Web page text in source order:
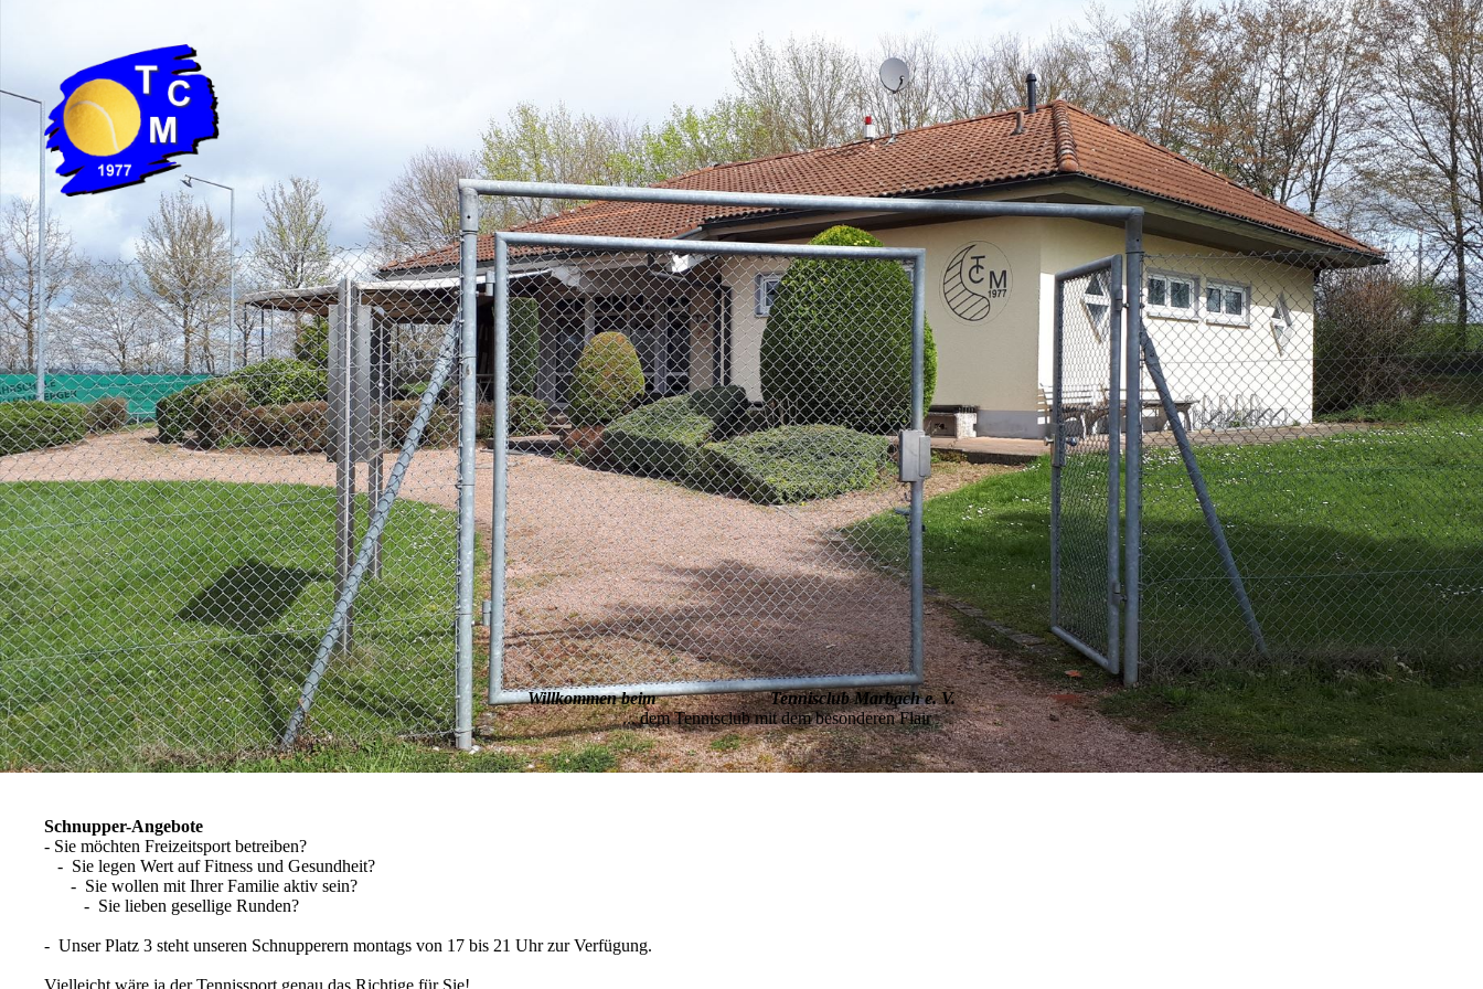
Willkommen beim Tennisclub Marbach e. V.
... dem Tennisclub mit dem besonderen Flair
Schnupper-Angebote
- Sie möchten Freizeitsport betreiben?
- Sie legen Wert auf Fitness und Gesundheit?
- Sie wollen mit Ihrer Familie aktiv sein?
- Sie lieben gesellige Runden?
- Unser Platz 3 steht unseren Schnupperern montags von 17 bis 21 Uhr zur Verfügung.
Vielleicht wäre ja der Tennissport genau das Richtige für Sie!